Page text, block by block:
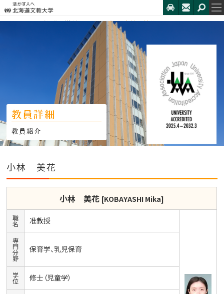
HOME こども発達学科 教員一覧 小林 美花
教員詳細
教員紹介
小林 美花
小林 美花 [KOBAYASHI Mika]
職
名 准教授
専
門
分
野
保育学、乳児保育
学
位 修士（児童学）